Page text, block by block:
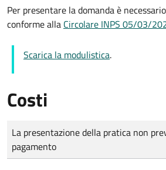
Per presentare la domanda è
conforme alla Circolare INPS 05/03/
Scarica la modulistica.
Costi
Tipo di pagamento
Importo
La presentazione della pratica non
pagamento